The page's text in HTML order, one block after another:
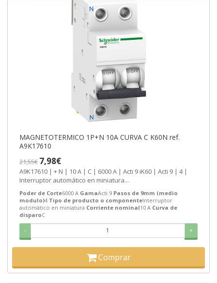
MAGNETOTERMICO 1P+N 10A CURVA C K60N ref.
A9K17610
21,55€ 7,98€
A9K17610 | + N | 10 A | C | 6000 A | Acti 9 iK60 | Acti 9 | 4 |
Interruptor automático en miniatura...
Poder de Corte6000 A GamaActi 9 Pasos de 9mm (medio
modulo)4 Tipo de producto o componenteInterruptor
automático en miniatura Corriente nominal10 A Curva de
disparoC
- +
Comprar